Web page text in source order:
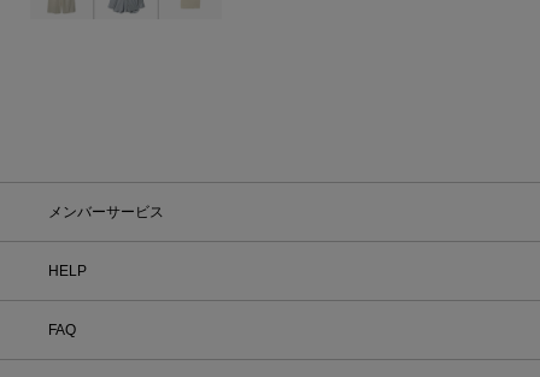
メンバーサービス
HELP
FAQ